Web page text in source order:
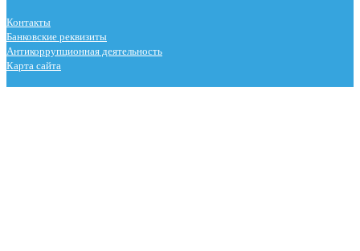
Контакты
Банковские реквизиты
Антикоррупционная деятельность
Карта сайта